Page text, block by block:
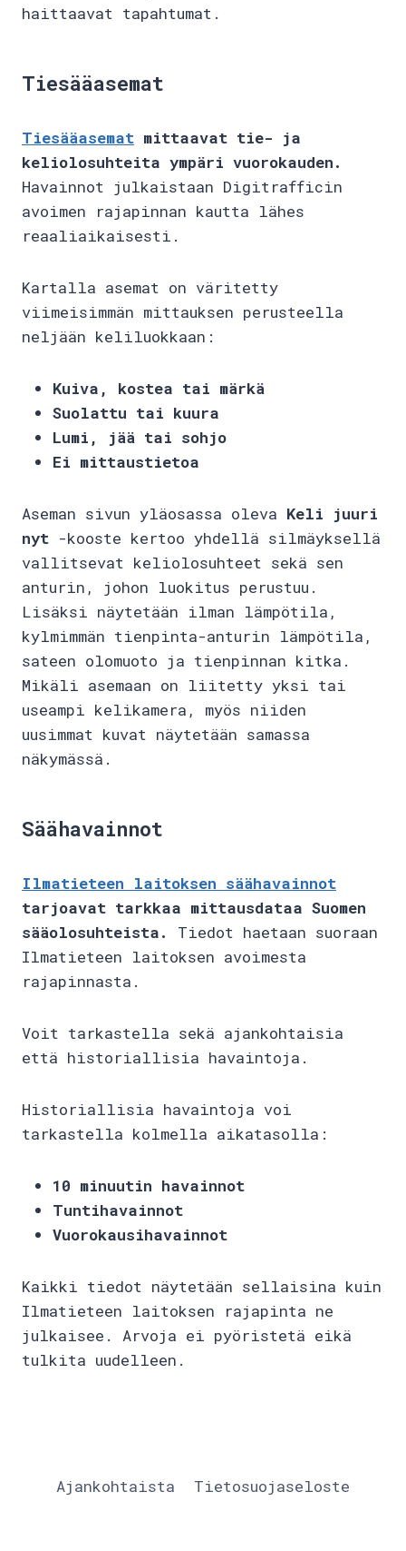
haittaavat tapahtumat.
Tiesääasemat
Tiesääasemat mittaavat tie- ja
keliolosuhteita ympäri vuorokauden.
Havainnot julkaistaan Digitrafficin
avoimen rajapinnan kautta lähes
reaaliaikaisesti.
Kartalla asemat on väritetty
viimeisimmän mittauksen perusteella
neljään keliluokkaan:
Kuiva, kostea tai märkä
Suolattu tai kuura
Lumi, jää tai sohjo
Ei mittaustietoa
Aseman sivun yläosassa oleva Keli juuri
nyt -kooste kertoo yhdellä silmäyksellä
vallitsevat keliolosuhteet sekä sen
anturin, johon luokitus perustuu.
Lisäksi näytetään ilman lämpötila,
kylmimmän tienpinta-anturin lämpötila,
sateen olomuoto ja tienpinnan kitka.
Mikäli asemaan on liitetty yksi tai
useampi kelikamera, myös niiden
uusimmat kuvat näytetään samassa
näkymässä.
Säähavainnot
Ilmatieteen laitoksen säähavainnot
tarjoavat tarkkaa mittausdataa Suomen
sääolosuhteista.
Tiedot haetaan suoraan
Ilmatieteen laitoksen avoimesta
rajapinnasta.
Voit tarkastella sekä ajankohtaisia
että historiallisia havaintoja.
Historiallisia havaintoja voi
tarkastella kolmella aikatasolla:
10 minuutin havainnot
Tuntihavainnot
Vuorokausihavainnot
Kaikki tiedot näytetään sellaisina kuin
Ilmatieteen laitoksen rajapinta ne
julkaisee. Arvoja ei pyöristetä eikä
tulkita uudelleen.
Ajankohtaista Tietosuojaseloste